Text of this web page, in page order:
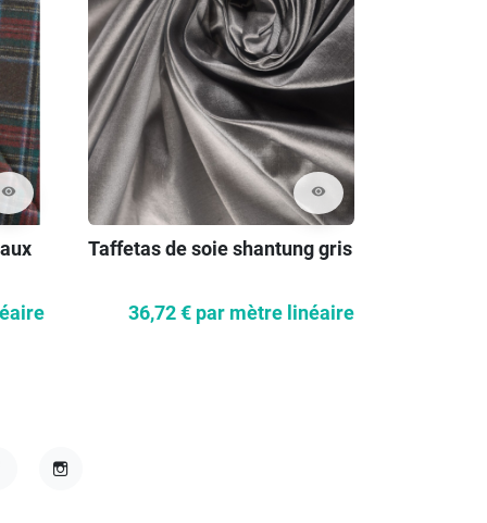
visibility visibility
Taffetas de soie shantung gris
36,72 € par mètre linéaire